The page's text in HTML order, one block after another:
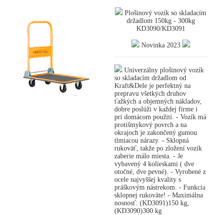
Plošinový vozík so skladacím
držadlom 150kg - 300kg
KD3090/KD3091
Novinka 2023
Univerzálny plošinový vozík
so skladacím držadlom od
Kraft&Dele je perfektný na
prepravu všetkých druhov
ťažkých a objemných nákladov,
dobre poslúži v každej firme i
pri domácom použití. - Vozík má
protišmykový povrch a na
okrajoch je zakončený gumou
tlmiacou nárazy. - Sklopná
rukoväť, takže po zložení vozík
zaberie málo miesta. - Je
vybavený 4 kolieskami ( dve
otočné, dve pevné). - Vyrobené z
ocele najvyššej kvality s
práškovým nástrekom. - Funkcia
sklopnej rukoväte! - Maximálna
nosnosť: (KD3091)150 kg,
(KD3090)300 kg